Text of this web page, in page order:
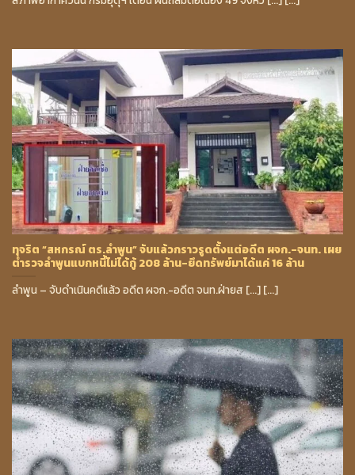
ทุจริต “สหกรณ์ ตร.ลำพูน” จับแล้วกราวรูดตั้งแต่อดีต ผจก.-จนท. เผย
ตำรวจลำพูนแบกหนี้ไม่ได้กู้ 208 ล้าน-ยึดทรัพย์มาได้แค่ 16 ล้าน
ลำพูน – จับดำเนินคดีแล้ว อดีต ผจก.-อดีต จนท.ฝ่ายส [...] [...]